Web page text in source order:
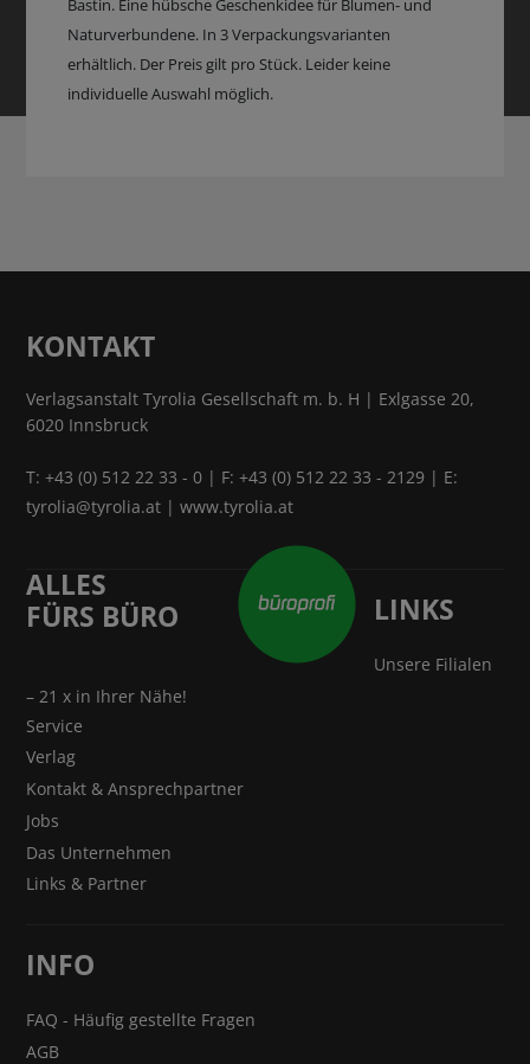
Bastin. Eine hübsche Geschenkidee für Blumen- und
Naturverbundene. In 3 Verpackungsvarianten
erhältlich. Der Preis gilt pro Stück. Leider keine
individuelle Auswahl möglich.
KONTAKT
Verlagsanstalt Tyrolia Gesellschaft m. b. H | Exlgasse 20,
6020 Innsbruck
T:+43 (0) 512 22 33 - 0 | F: +43 (0) 512 22 33 - 2129 | E:
tyrolia@tyrolia.at |www.tyrolia.at
ALLES
FÜRS BÜRO
LINKS
Unsere Filialen
– 21 x in Ihrer Nähe!
Service
Verlag
Kontakt & Ansprechpartner
Jobs
Das Unternehmen
Links & Partner
INFO
FAQ - Häufig gestellte Fragen
AGB